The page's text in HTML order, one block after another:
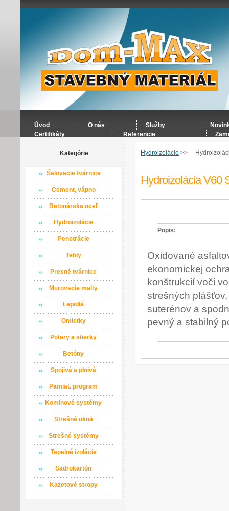
Úvod O nás Služby
Certifikáty
Referencie
Kategórie
Šalovacie tvárnice
Cement, vápno
Betonárska oceľ
Hydroizolácie
Penetrácie
Tehly
Presné tvárnice
Murovacie malty
Lepidlá
Omietky
Potery a stierky
Betóny
Spojivá a plnivá
Pamiat. program
Komínové systémy
Strešné okná
Strešné systémy
Tepelné izolácie
Sadrokartón
Kazetové stropy
Hydroizolácie >>
Hydroizolácia V60
Popis:
Oxidované
ekonomickej
konštrukcií voči
strešných
suterénov a
pevný a stabilný